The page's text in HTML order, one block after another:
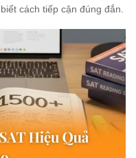
cách tiếp cận đúng đắn.